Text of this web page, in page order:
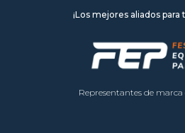
¡Los mejores aliados
Representantes de marca